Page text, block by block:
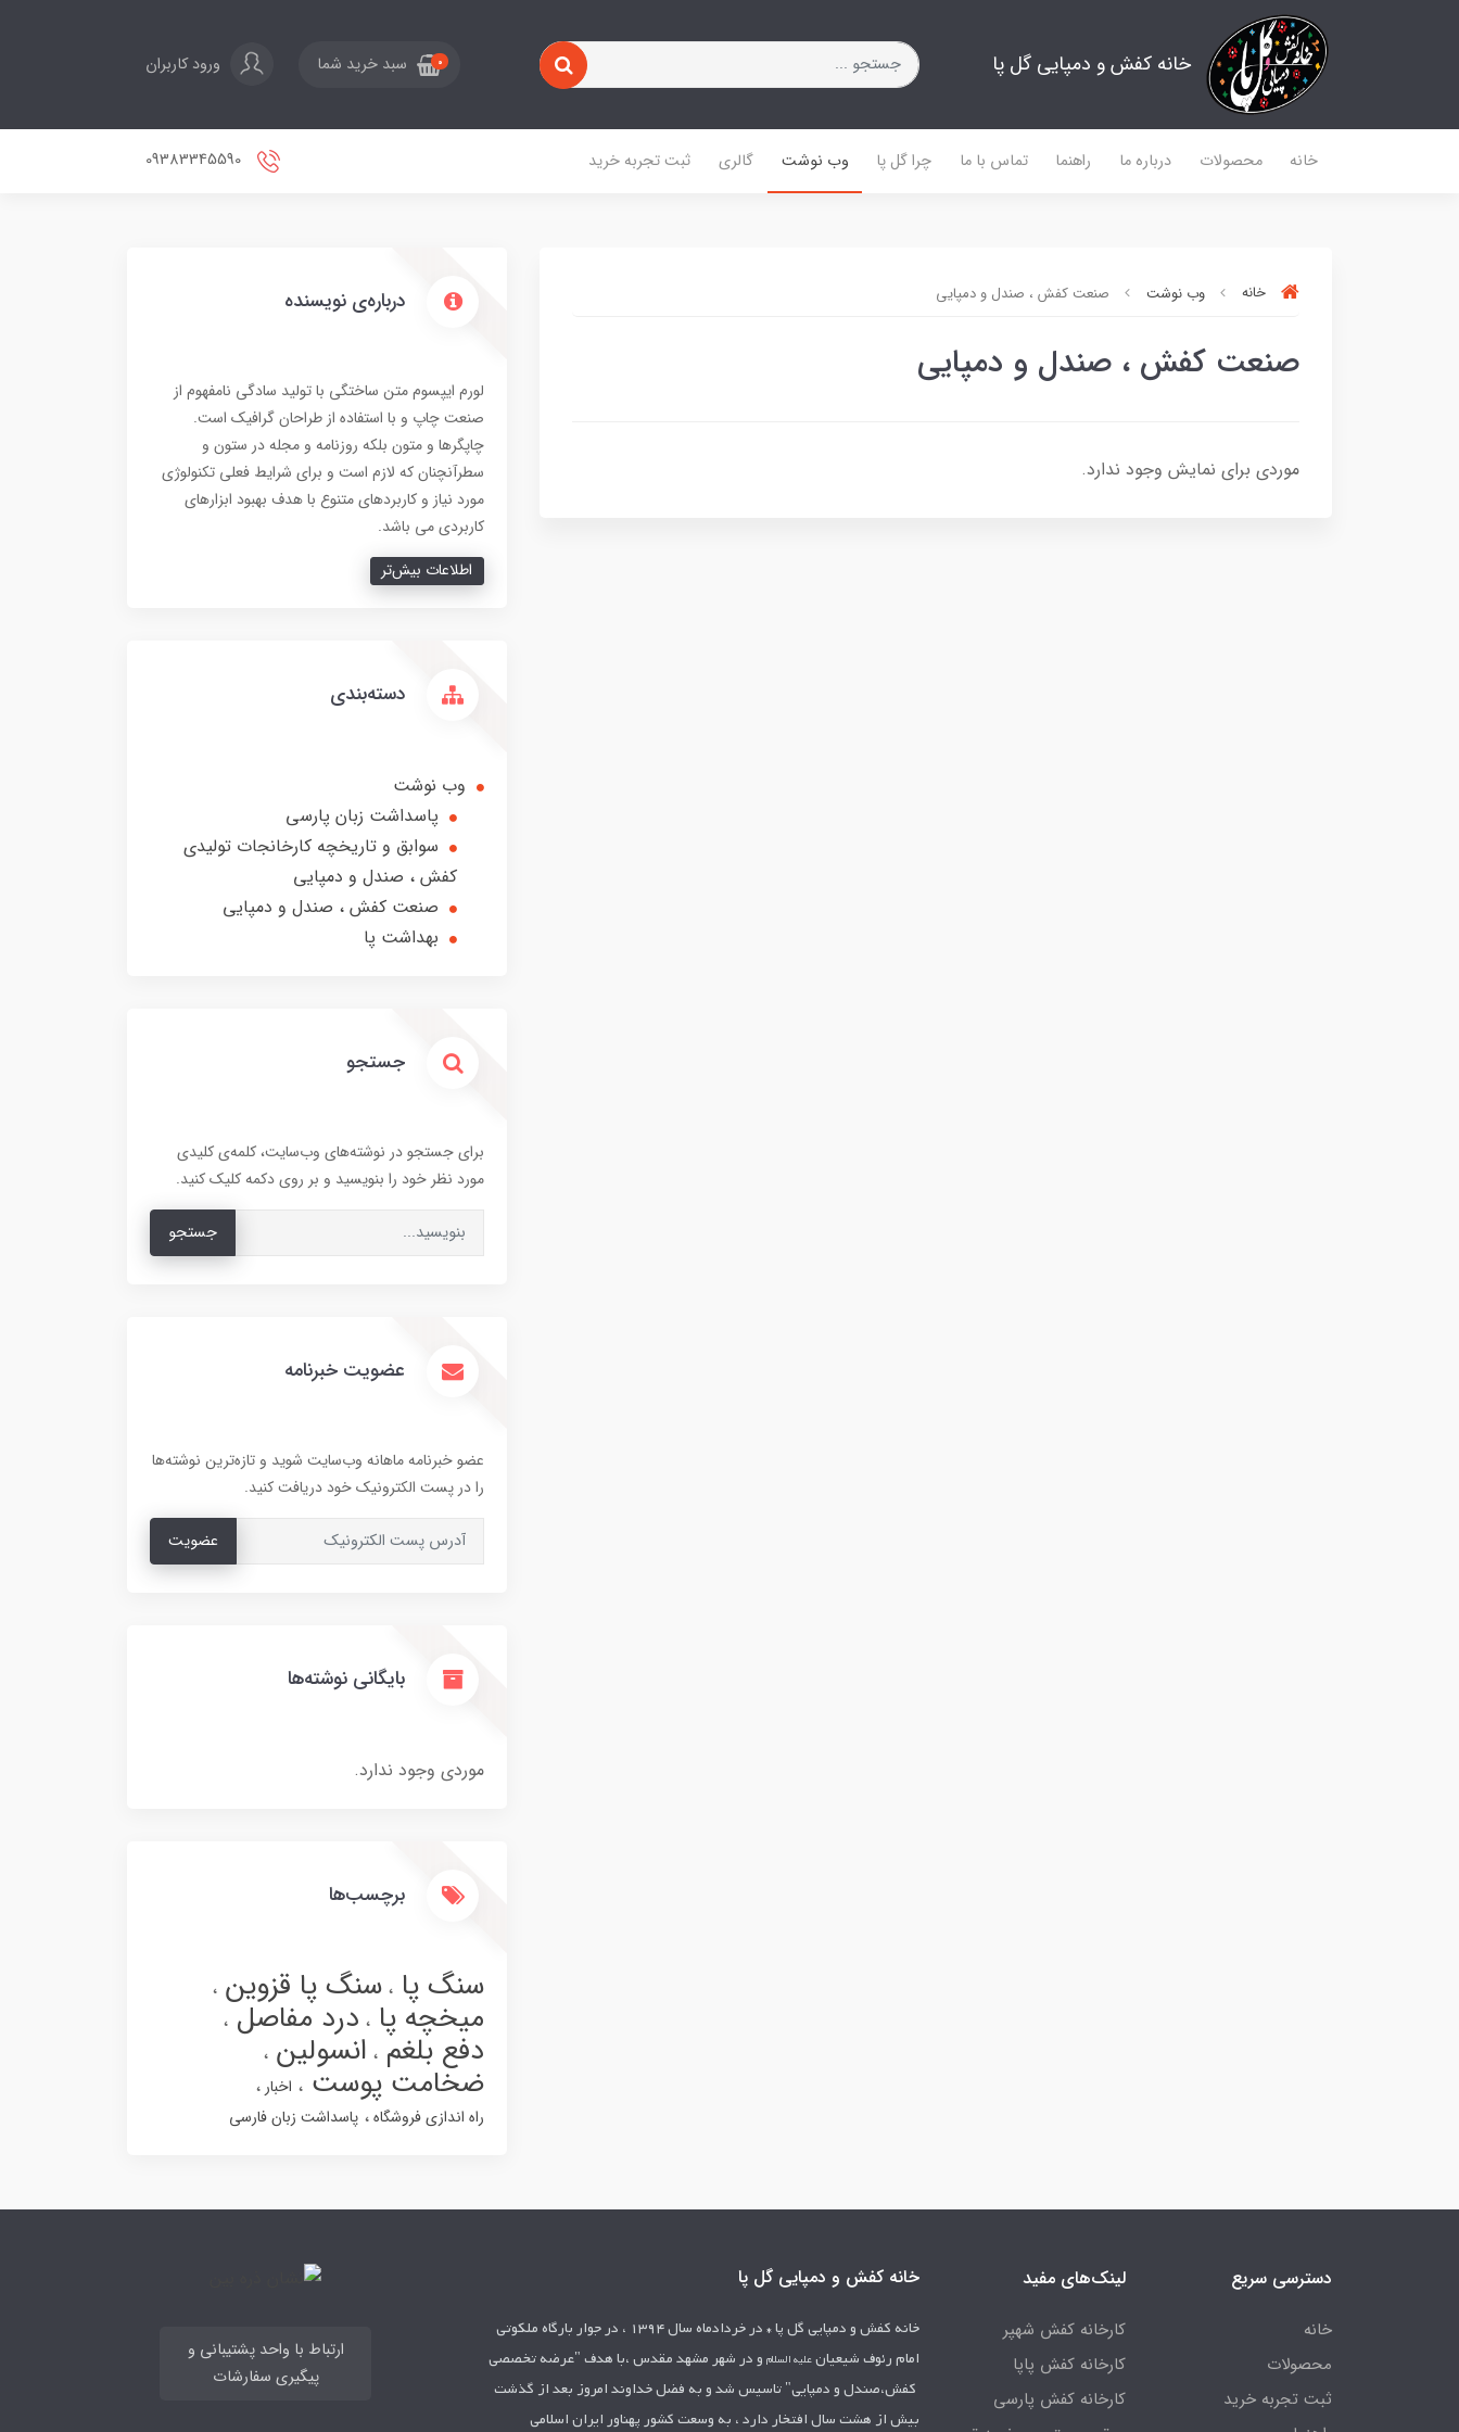
خانه کفش و دمپایی گل پا 0 سبد خرید شما ورود کاربران
خانه محصولات درباره ما راهنما تماس با ما چرا گل پا وب نوشت گالری ثبت تجربه خرید
خانه وب نوشت صنعت کفش ، صندل و دمپایی
صنعت کفش ، صندل و دمپایی
موردی برای نمایش وجود ندارد.
درباره‌ی نویسنده
لورم ایپسوم متن ساختگی با تولید سادگی نامفهوم از
صنعت چاپ و با استفاده از طراحان گرافیک است.
چاپگرها و متون بلکه روزنامه و مجله در ستون و
سطرآنچنان که لازم است و برای شرایط فعلی تکنولوژی
مورد نیاز و کاربردهای متنوع با هدف بهبود ابزارهای
کاربردی می باشد.
اطلاعات بیش‌تر
دسته‌بندی
وب نوشت
پاسداشت زبان پارسی
سوابق و تاریخچه کارخانجات تولیدی
کفش ، صندل و دمپایی
صنعت کفش ، صندل و دمپایی
بهداشت پا
جستجو
برای جستجو در نوشته‌های وب‌سایت، کلمه‌ی کلیدی
مورد نظر خود را بنویسید و بر روی دکمه کلیک کنید.
جستجو
عضویت خبرنامه
عضو خبرنامه ماهانه وب‌سایت شوید و تازه‌ترین نوشته‌ها
را در پست الکترونیک خود دریافت کنید.
عضویت
بایگانی نوشته‌ها
موردی وجود ندارد.
برچسب‌ها
سنگ پا سنگ پا قزوین
میخچه پا درد مفاصل
دفع بلغم انسولین
ضخامت پوست
اخبار
راه اندازی فروشگاه
پاسداشت زبان فارسی
دسترسی سریع
خانه
محصولات
ثبت تجربه خرید
لینک‌های مفید
کارخانه کفش شهپر
کارخانه کفش پاپا
کارخانه کفش پارسی
خانه کفش و دمپایی گل پا
خانه کفش و دمپایی گل پا *در خردادماه سال 1394 ، در جوار بارگاه ملکوتی
امام رئوف شیعیان علیه السلام و در شهر مشهد مقدس ،با هدف "عرضه تخصصی
کفش،صندل و دمپایی" تاسیس شدو به فضل خداوند امروز بعد از گذشت
بیش از هشت سال افتخار دارد ، به وسعت کشور پهناور ایران اسلامی
ارتباط با واحد پشتیبانی و
پیگیری سفارشات